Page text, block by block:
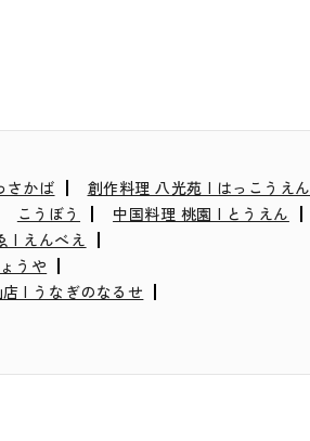
さかば
創作料理 八光苑 | はっこうえん
こうぼう
中国料理 桃園 | とうえん
| えんべえ
うや
| うなぎのなるせ